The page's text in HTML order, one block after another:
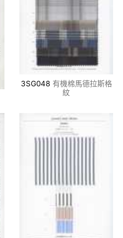
3SG048 有機棉馬德拉斯格
紋